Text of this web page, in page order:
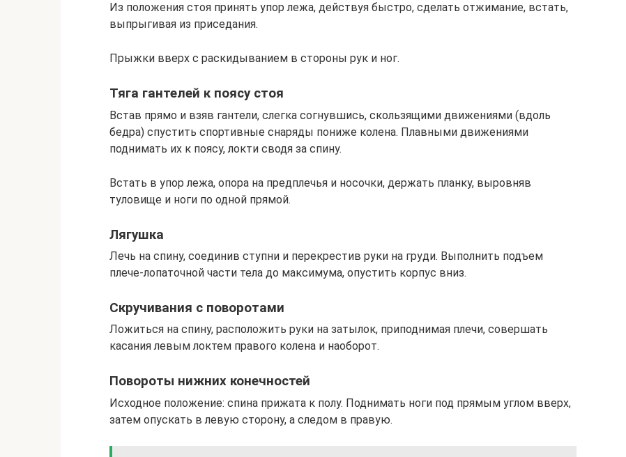
Из положения стоя принять упор лежа, действуя быстро, сделать отжимание, встать,
выпрыгивая из приседания.
Прыжки вверх с раскидыванием в стороны рук и ног.
Тяга гантелей к поясу стоя
Встав прямо и взяв гантели, слегка согнувшись, скользящими движениями (вдоль
бедра) спустить спортивные снаряды пониже колена. Плавными движениями
поднимать их к поясу, локти сводя за спину.
Встать в упор лежа, опора на предплечья и носочки, держать планку, выровняв
туловище и ноги по одной прямой.
Лягушка
Лечь на спину, соединив ступни и перекрестив руки на груди. Выполнить подъем
плече-лопаточной части тела до максимума, опустить корпус вниз.
Скручивания с поворотами
Ложиться на спину, расположить руки на затылок, приподнимая плечи, совершать
касания левым локтем правого колена и наоборот.
Повороты нижних конечностей
Исходное положение: спина прижата к полу. Поднимать ноги под прямым углом вверх,
затем опускать в левую сторону, а следом в правую.